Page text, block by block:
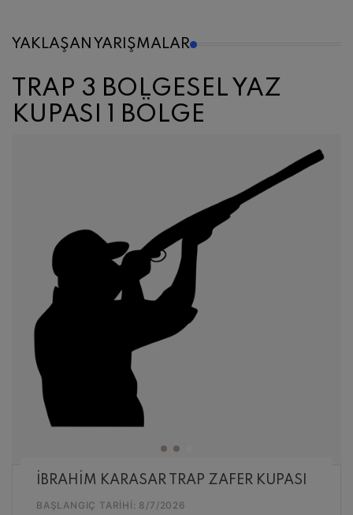
YAKLAŞAN YARIŞMALAR
İBRAHİM KARASAR TRAP
ZAFER KUPASI
İBRAHİM KARASAR TRAP ZAFER KUPASI
BAŞLANGIÇ TARIHI: 8/7/2026